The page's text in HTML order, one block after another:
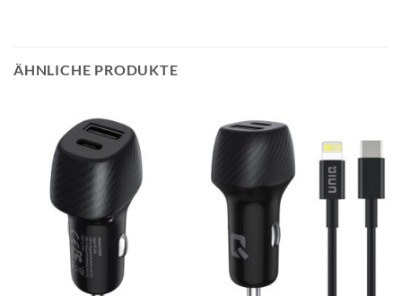
ÄHNLICHE PRODUKTE